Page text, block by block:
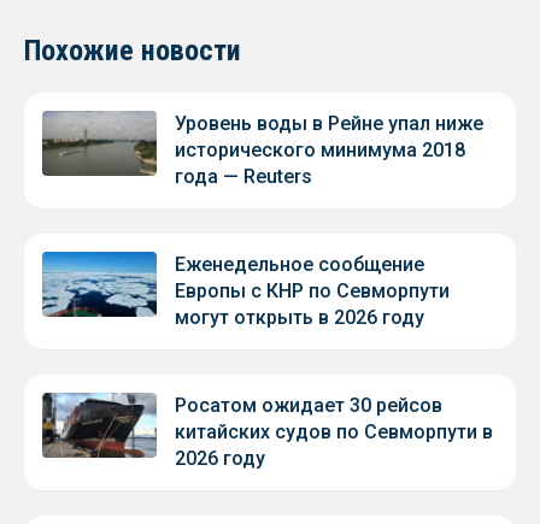
Похожие новости
Уровень воды в Рейне упал ниже
исторического минимума 2018
года — Reuters
Еженедельное сообщение
Европы с КНР по Севморпути
могут открыть в 2026 году
Росатом ожидает 30 рейсов
китайских судов по Севморпути в
2026 году